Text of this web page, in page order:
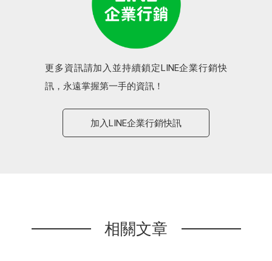
更多資訊請加入並持續鎖定LINE企業行銷快
訊，永遠掌握第一手的資訊！
加入LINE企業行銷快訊
相關文章